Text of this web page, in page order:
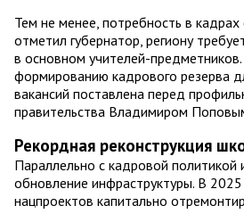
Тем не менее, потребность в кадрах
отметил губернатор, региону
в основном учителей-
формированию кадрового резерва
вакансий поставлена перед
правительства Владимиром
Рекордная реконструкция
Параллельно с кадровой
обновление инфраструктуры. В
нацпроектов капитально